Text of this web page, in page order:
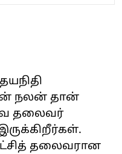
நலன் தான்
தலைவர்
தலைவரான